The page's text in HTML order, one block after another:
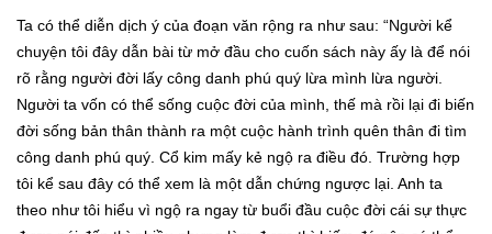
Ta có thể diễn dịch ý của đoạn văn rộng ra như sau: “Người kể
chuyện tôi đây dẫn bài từ mở đầu cho cuốn sách này ấy là để nói
rõ rằng người đời lấy công danh phú quý lừa mình lừa người.
Người ta vốn có thể sống cuộc đời của mình, thế mà rồi lại đi biến
đời sống bản thân thành ra một cuộc hành trình quên thân đi tìm
công danh phú quý. Cổ kim mấy kẻ ngộ ra điều đó. Trường hợp
tôi kể sau đây có thể xem là một dẫn chứng ngược lại. Anh ta
theo như tôi hiểu vì ngộ ra ngay từ buổi đầu cuộc đời cái sự thực